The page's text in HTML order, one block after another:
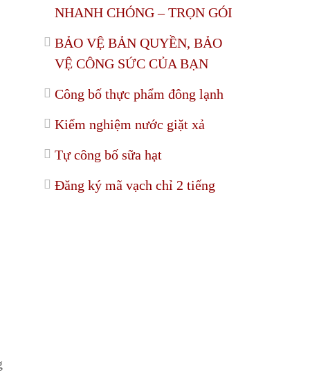
NHANH CHÓNG – TRỌN GÓI
BẢO VỆ BẢN QUYỀN, BẢO
VỆ CÔNG SỨC CỦA BẠN
Công bố thực phẩm đông lạnh
Kiểm nghiệm nước giặt xả
Tự công bố sữa hạt
Đăng ký mã vạch chỉ 2 tiếng